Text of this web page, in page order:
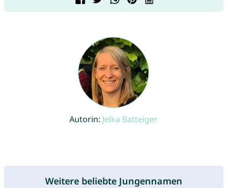
Autorin: Jelka Batteiger
Weitere beliebte Jungennamen